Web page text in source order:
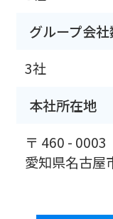
グループ会
3社
本社所在地
〒 460 - 0003
愛知県名古屋